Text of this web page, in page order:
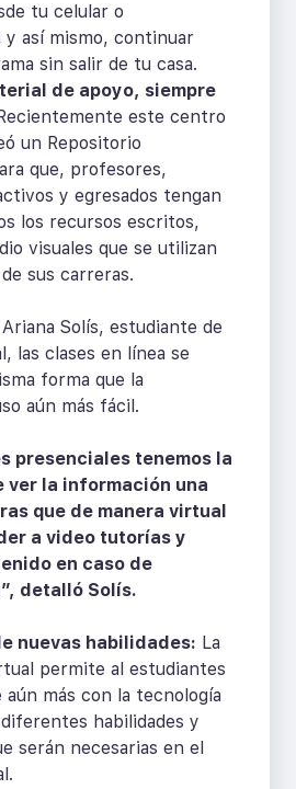
tu celular o
y así mismo, continuar
sin salir de tu casa.
de apoyo, siempre
Recientemente este centro
un Repositorio
que, profesores,
y egresados tengan
los recursos escritos,
visuales que se utilizan
sus carreras.
Solís, estudiante de
las clases en línea se
forma que la
aún más fácil.
presenciales tenemos la
ver la información una
que de manera virtual
a video tutorías y
en caso de
detalló Solís.
nuevas habilidades: La
permite al estudiantes
aún más con la tecnología
habilidades y
serán necesarias en el